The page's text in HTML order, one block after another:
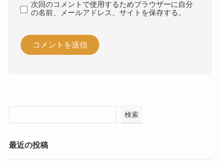
次回のコメントで使用するためブラウザーに自分
の名前、メールアドレス、サイトを保存する。
検索
最近の投稿